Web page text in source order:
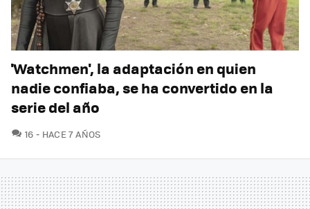
'Watchmen', la adaptación en quien
nadie confiaba, se ha convertido en la
serie del año
16 COMENTARIOS
HACE 7 AÑOS